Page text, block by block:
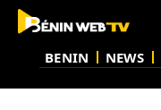
BENIN NEWS